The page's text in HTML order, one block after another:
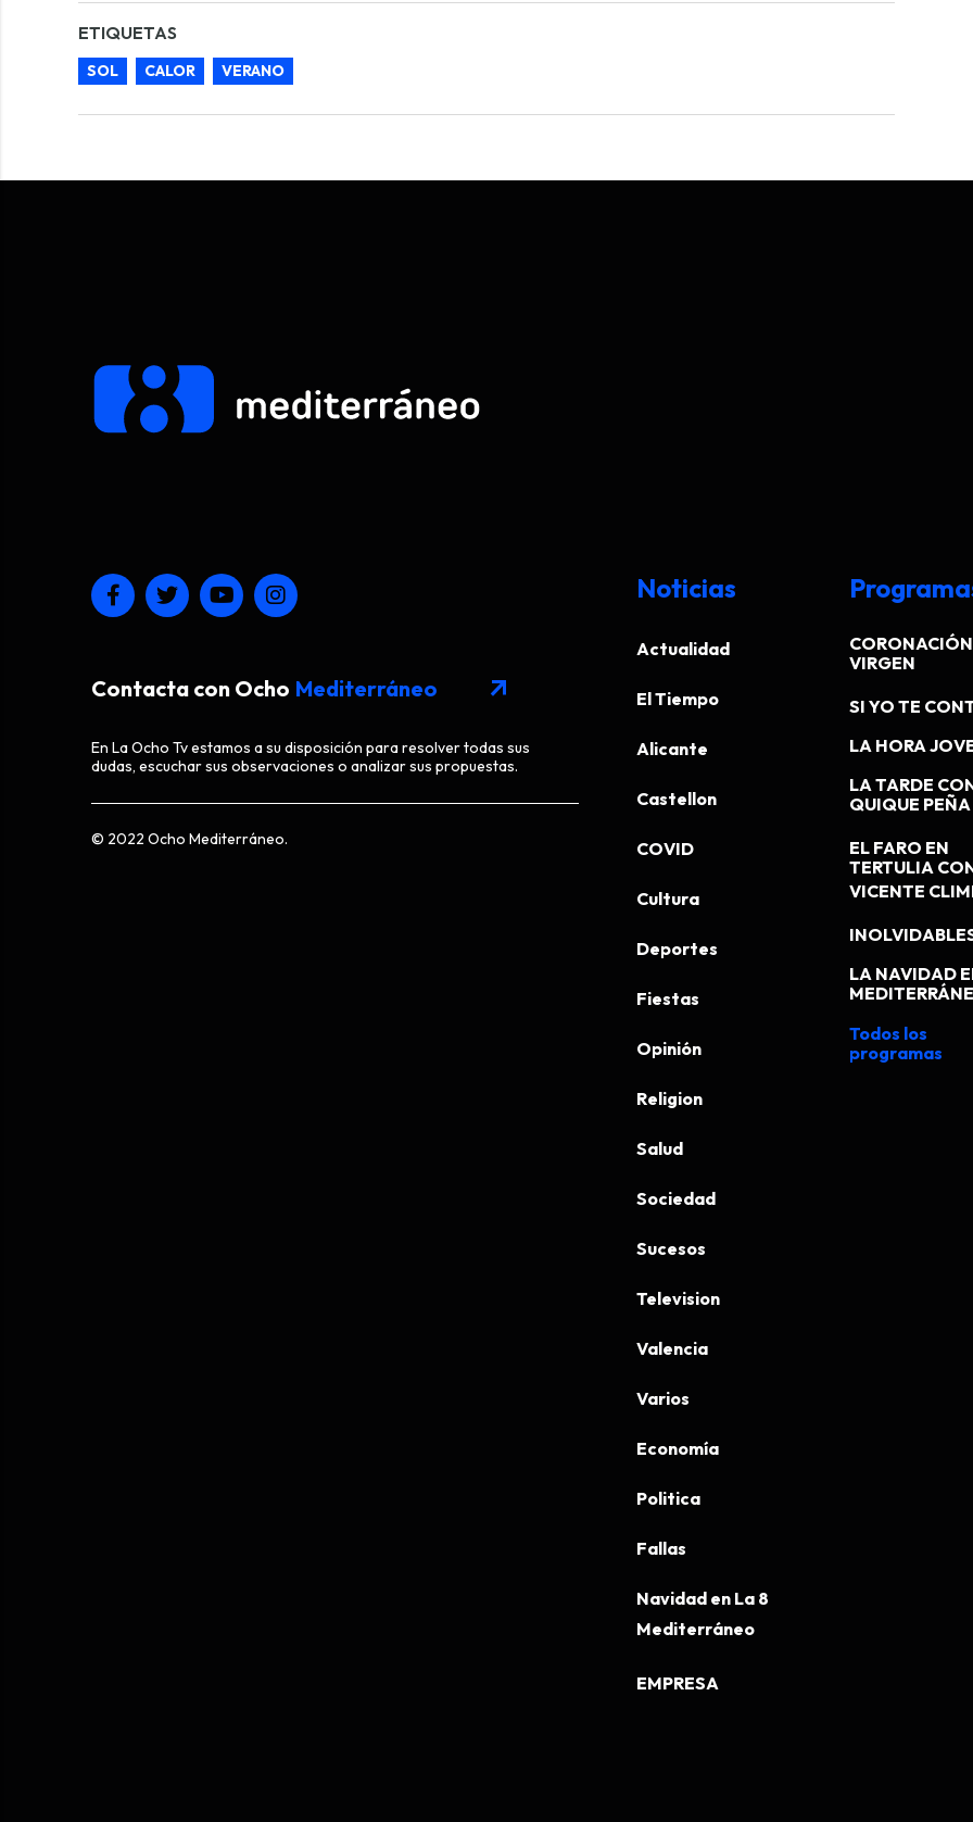
ETIQUETAS
SOL CALOR VERANO
Contacta con Ocho Mediterráneo arrow_outward
En La Ocho Tv estamos a su disposición para resolver todas sus
dudas, escuchar sus observaciones o analizar sus propuestas.
© 2022 Ocho Mediterráneo.
Noticias
Actualidad
El Tiempo
Alicante
Castellon
COVID
Cultura
Deportes
Fiestas
Opinión
Religion
Salud
Sociedad
Sucesos
Television
Valencia
Varios
Economía
Politica
Fallas
Navidad en La 8
Mediterráneo
EMPRESA
VIRGEN
SI YO TE
LA HORA
LA TARDE
QUIQUE PEÑA
EL FARO EN
TERTULIA
VICENTE
LA NAVIDAD
Todos los
programas